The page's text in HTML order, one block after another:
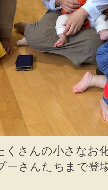
くさんの小さなお
ーさんたちまで登